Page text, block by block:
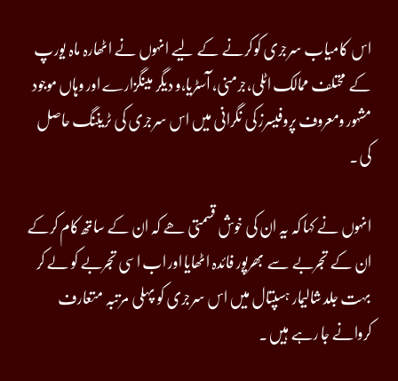
اس کامیاب سرجری کو کرنے کے لیے انہوں نے اٹھارہ ماہ یورپ
کے محتلف ممالک اٹلی،جرمنی، آسٹریا،و دیگر میںگزارے اور وہاں موجود
مشہور ومعروف پروفیسرز کی نگرانی میں اس سرجری کی ٹریننگ حاصل
کی۔
‏انہوں نے کہا کہ یہ ان کی خوش قسمتی ھے کہ ان کے ساتھ کام کرکے
ان کے تجربے سے بھرپور فائدہ اٹھایا اور اب اسی تجربے کو لے کر
بہت جلد شالیمار ہسپتال میں اس سرجری کو پہلی مرتبہ متعارف
کروانے جا رہے ہیں۔